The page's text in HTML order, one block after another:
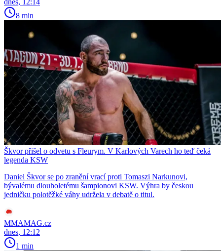
dnes, 12:14
8 min
Škvor přišel o odvetu s Fleurym. V Karlových Varech ho teď čeká
legenda KSW
Daniel Škvor se po zranění vrací proti Tomaszi Narkunovi,
bývalému dlouholetému šampionovi KSW. Výhra by českou
jedničku polotěžké váhy udržela v debatě o titul.
MMAMAG.cz
dnes, 12:12
1 min